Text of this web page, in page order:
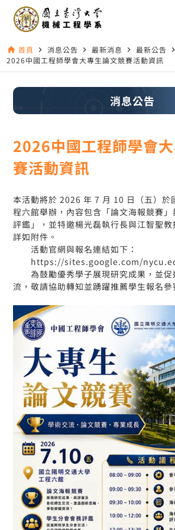
home 首頁 navigate_next 消息公告 navigate_next 最新消息 navigate_next 最新公告 navigate_next
2026中國工程師學會大專生論文競賽活動資訊
消息公告
2026中國工程師學會
賽活動資訊
本活動將於 2026 年 7 月 10 日（五）於
程六館舉辦，內容包含「論文海報競賽
評鑑」，並特邀楊光磊執行長與江智聖教
詳如附件。
活動官網與報名連結如下：
https://sites.google.com/
為鼓勵優秀學子展現研究成果，並促
流，敬請協助轉知並踴躍推薦學生報名參